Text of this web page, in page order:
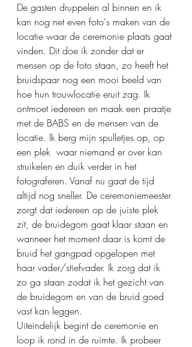
De gasten druppelen al binnen en ik
kan nog net even foto's maken van de
locatie waar de ceremonie plaats gaat
vinden. Dit doe ik zonder dat er
mensen op de foto staan, zo heeft het
bruidspaar nog een mooi beeld van
hoe hun trouwlocatie eruit zag. Ik
ontmoet iedereen en maak een praatje
met de BABS en de mensen van de
locatie. Ik berg mijn spulletjes op, op
een plek  waar niemand er over kan
struikelen en duik verder in het
fotograferen. Vanaf nu gaat de tijd
altijd nog sneller. De ceremoniemeester
zorgt dat iedereen op de juiste plek
zit, de bruidegom gaat klaar staan en
wanneer het moment daar is komt de
bruid het gangpad opgelopen met
haar vader/stiefvader. Ik zorg dat ik
zo ga staan zodat ik het gezicht van
de bruidegom en van de bruid goed
vast kan leggen.
Uiteindelijk begint de ceremonie en
loop ik rond in de ruimte. Ik probeer